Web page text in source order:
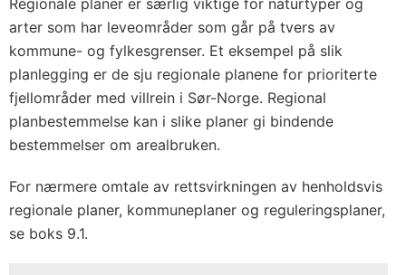
Regionale planer er særlig viktige for naturtyper og
arter som har leveområder som går på tvers av
kommune- og fylkesgrenser. Et eksempel på slik
planlegging er de sju regionale planene for prioriterte
fjellområder med villrein i Sør-Norge. Regional
planbestemmelse kan i slike planer gi bindende
bestemmelser om arealbruken.
For nærmere omtale av rettsvirkningen av henholdsvis
regionale planer, kommuneplaner og reguleringsplaner,
se boks 9.1.